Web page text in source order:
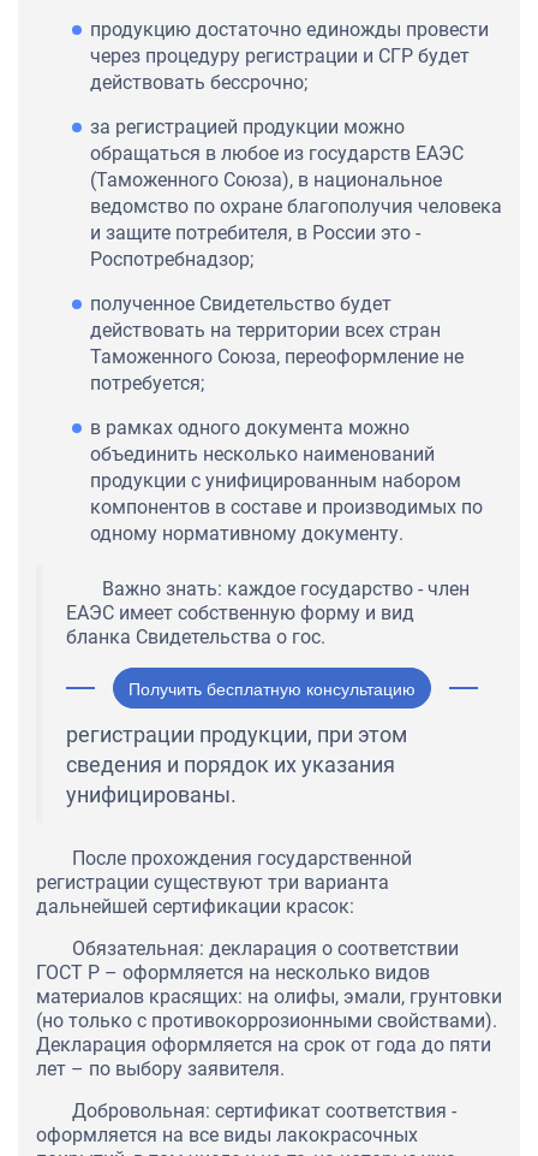
продукцию достаточно единожды провести
через процедуру регистрации и СГР будет
действовать бессрочно;
за регистрацией продукции можно
обращаться в любое из государств ЕАЭС
(Таможенного Союза), в национальное
ведомство по охране благополучия человека
и защите потребителя, в России это -
Роспотребнадзор;
полученное Свидетельство будет
действовать на территории всех стран
Таможенного Союза, переоформление не
потребуется;
в рамках одного документа можно
объединить несколько наименований
продукции с унифицированным набором
компонентов в составе и производимых по
одному нормативному документу.
Важно знать: каждое государство - член
ЕАЭС имеет собственную форму и вид
бланка Свидетельства о гос.
Получить бесплатную консультацию
регистрации продукции, при этом
сведения и порядок их указания
унифицированы.
После прохождения государственной
регистрации существуют три варианта
дальнейшей сертификации красок:
Обязательная: декларация о соответствии
ГОСТ Р – оформляется на несколько видов
материалов красящих: на олифы, эмали, грунтовки
(но только с противокоррозионными свойствами).
Декларация оформляется на срок от года до пяти
лет – по выбору заявителя.
Добровольная: сертификат соответствия -
оформляется на все виды лакокрасочных